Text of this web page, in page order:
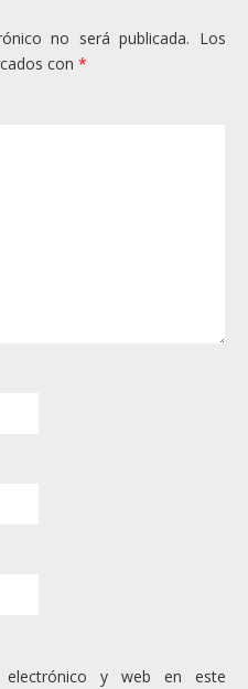
no será publicada. Los
con *
y web en este